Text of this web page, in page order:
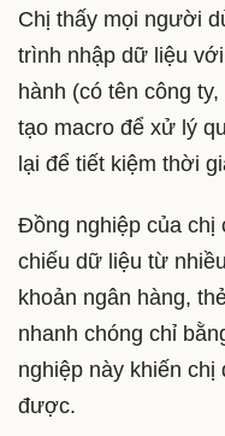
Chị thấy mọi người
trình nhập dữ liệu
hành (có tên công
tạo macro để xử lý
lại để tiết kiệm thời
Đồng nghiệp của chị
chiếu dữ liệu từ
khoản ngân hàng,
nhanh chóng chỉ
nghiệp này khiến chị
được.